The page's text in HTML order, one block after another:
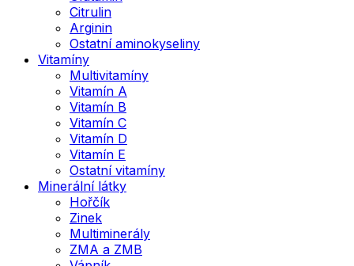
Citrulin
Arginin
Ostatní aminokyseliny
Vitamíny
Multivitamíny
Vitamín A
Vitamín B
Vitamín C
Vitamín D
Vitamín E
Ostatní vitamíny
Minerální látky
Hořčík
Zinek
Multiminerály
ZMA a ZMB